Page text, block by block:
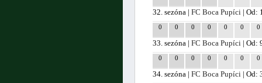
32. sezóna |FC Boca Pupíci | Od:
0 0 0 0 0 0 0
33. sezóna |FC Boca Pupíci | Od:
0 0 0 0 0 0 0
34. sezóna |FC Boca Pupíci | Od: